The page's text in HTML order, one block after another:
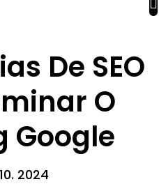
De SEO
O
Google
2024